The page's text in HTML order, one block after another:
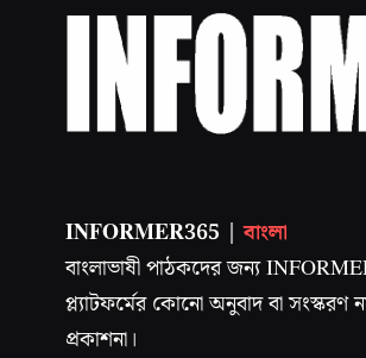
INFORMER365 |বাংলা
বাংলাভাষী পাঠকদের জন্য
প্ল্যাটফর্মের কোনো অনুবাদ বা সংস্করণ
প্রকাশনা।